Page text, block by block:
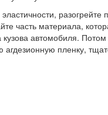
разогрейте
часть материала,
автомобиля. Потом
агдезионную пленку,